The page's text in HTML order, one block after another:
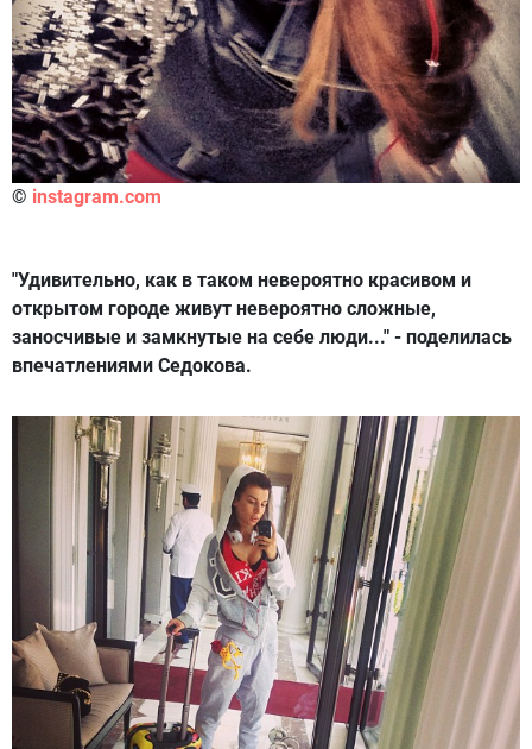
© instagram.com
"Удивительно, как в таком невероятно красивом и
открытом городе живут невероятно сложные,
заносчивые и замкнутые на себе люди..." - поделилась
впечатлениями Седокова.